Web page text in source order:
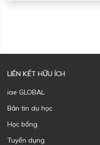
LIÊN KẾT HỮU ÍCH
iae GLOBAL
Bản tin du học
Học bổng
Tuyển dụng